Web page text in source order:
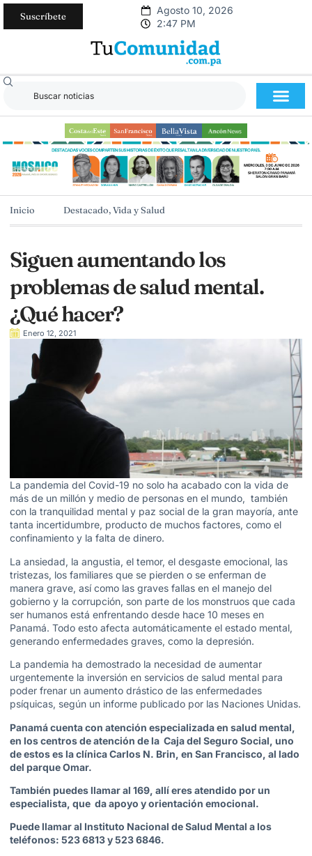
Suscríbete
Agosto 10, 2026
2:47 PM
Inicio Destacado,Vida y Salud
Siguen aumentando los
problemas de salud mental.
¿Qué hacer?
Enero 12, 2021
La pandemia del Covid-19 no solo ha acabado con la vida de
más de un millón y medio de personas en el mundo, también
con la tranquilidad mental y paz social de la gran mayoría, ante
tanta incertidumbre, producto de muchos factores, como el
confinamiento y la falta de dinero.
La ansiedad, la angustia, el temor, el desgaste emocional, las
tristezas, los familiares que se pierden o se enferman de
manera grave, así como las graves fallas en el manejo del
gobierno y la corrupción, son parte de los monstruos que cada
ser humanos está enfrentando desde hace 10 meses en
Panamá. Todo esto afecta automáticamente el estado mental,
generando enfermedades graves, como la depresión.
La pandemia ha demostrado la necesidad de aumentar
urgentemente la inversión en servicios de salud mental para
poder frenar un aumento drástico de las enfermedades
psíquicas, según un informe publicado por las Naciones Unidas.
Panamá cuenta con atención especializada en salud mental,
en los centros de atención de la Caja del Seguro Social, uno
de estos es la clínica Carlos N. Brin, en San Francisco, al lado
del parque Omar.
También puedes llamar al 169, allí eres atendido por un
especialista, que da apoyo y orientación emocional.
Puede llamar al Instituto Nacional de Salud Mental a los
teléfonos: 523 6813 y 523 6846.